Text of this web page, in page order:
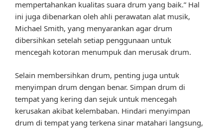
mempertahankan kualitas suara drum yang baik.” Hal
ini juga dibenarkan oleh ahli perawatan alat musik,
Michael Smith, yang menyarankan agar drum
dibersihkan setelah setiap penggunaan untuk
mencegah kotoran menumpuk dan merusak drum.
Selain membersihkan drum, penting juga untuk
menyimpan drum dengan benar. Simpan drum di
tempat yang kering dan sejuk untuk mencegah
kerusakan akibat kelembaban. Hindari menyimpan
drum di tempat yang terkena sinar matahari langsung,